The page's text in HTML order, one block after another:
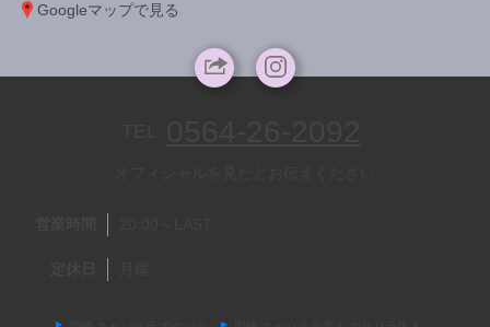
Googleマップで見る